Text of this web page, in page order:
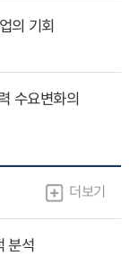
의 기회
수요변화의
더보기
분석